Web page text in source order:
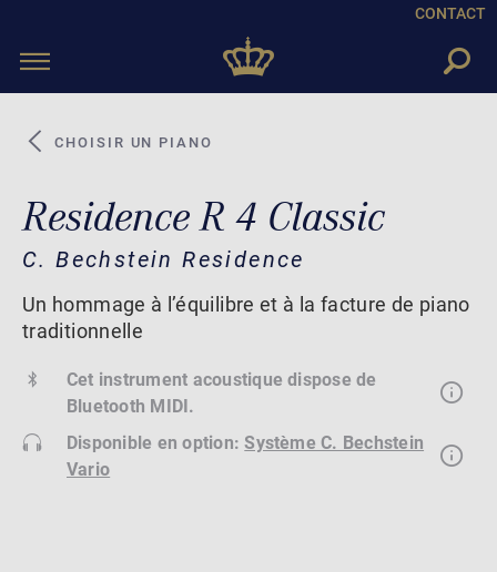
CONTACT
Toggle
CHOISIR UN PIANO
Residence R 4 Classic
C. Bechstein Residence
Un hommage à l’équilibre et à la facture de piano
traditionnelle
Cet instrument acoustique dispose de
Bluetooth MIDI.
Disponible en option:Système C. Bechstein
Vario